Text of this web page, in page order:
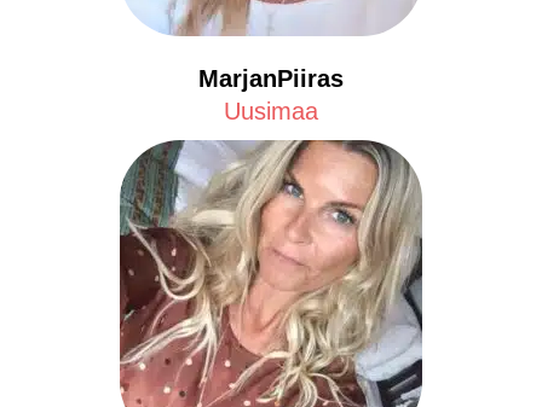
MarjanPiiras
Uusimaa